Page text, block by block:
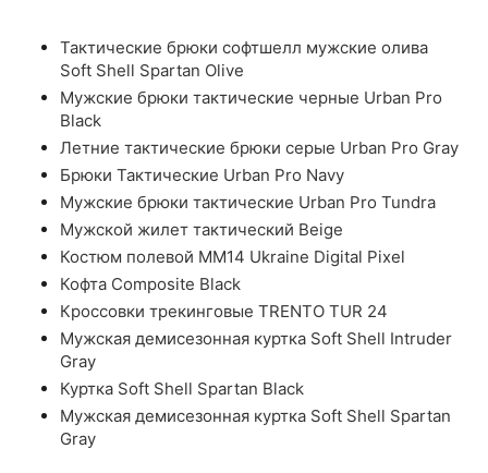
Тактические брюки софтшелл мужские олива
Soft Shell Spartan Olive
Мужские брюки тактические черные Urban Pro
Black
Летние тактические брюки серые Urban Pro Gray
Брюки Тактические Urban Pro Navy
Мужские брюки тактические Urban Pro Tundra
Мужской жилет тактический Beige
Костюм полевой ММ14 Ukraine Digital Pixel
Кофта Composite Black
Кроссовки трекинговые TRENTO TUR 24
Мужская демисезонная куртка Soft Shell Intruder
Gray
Куртка Soft Shell Spartan Black
Мужская демисезонная куртка Soft Shell Spartan
Gray